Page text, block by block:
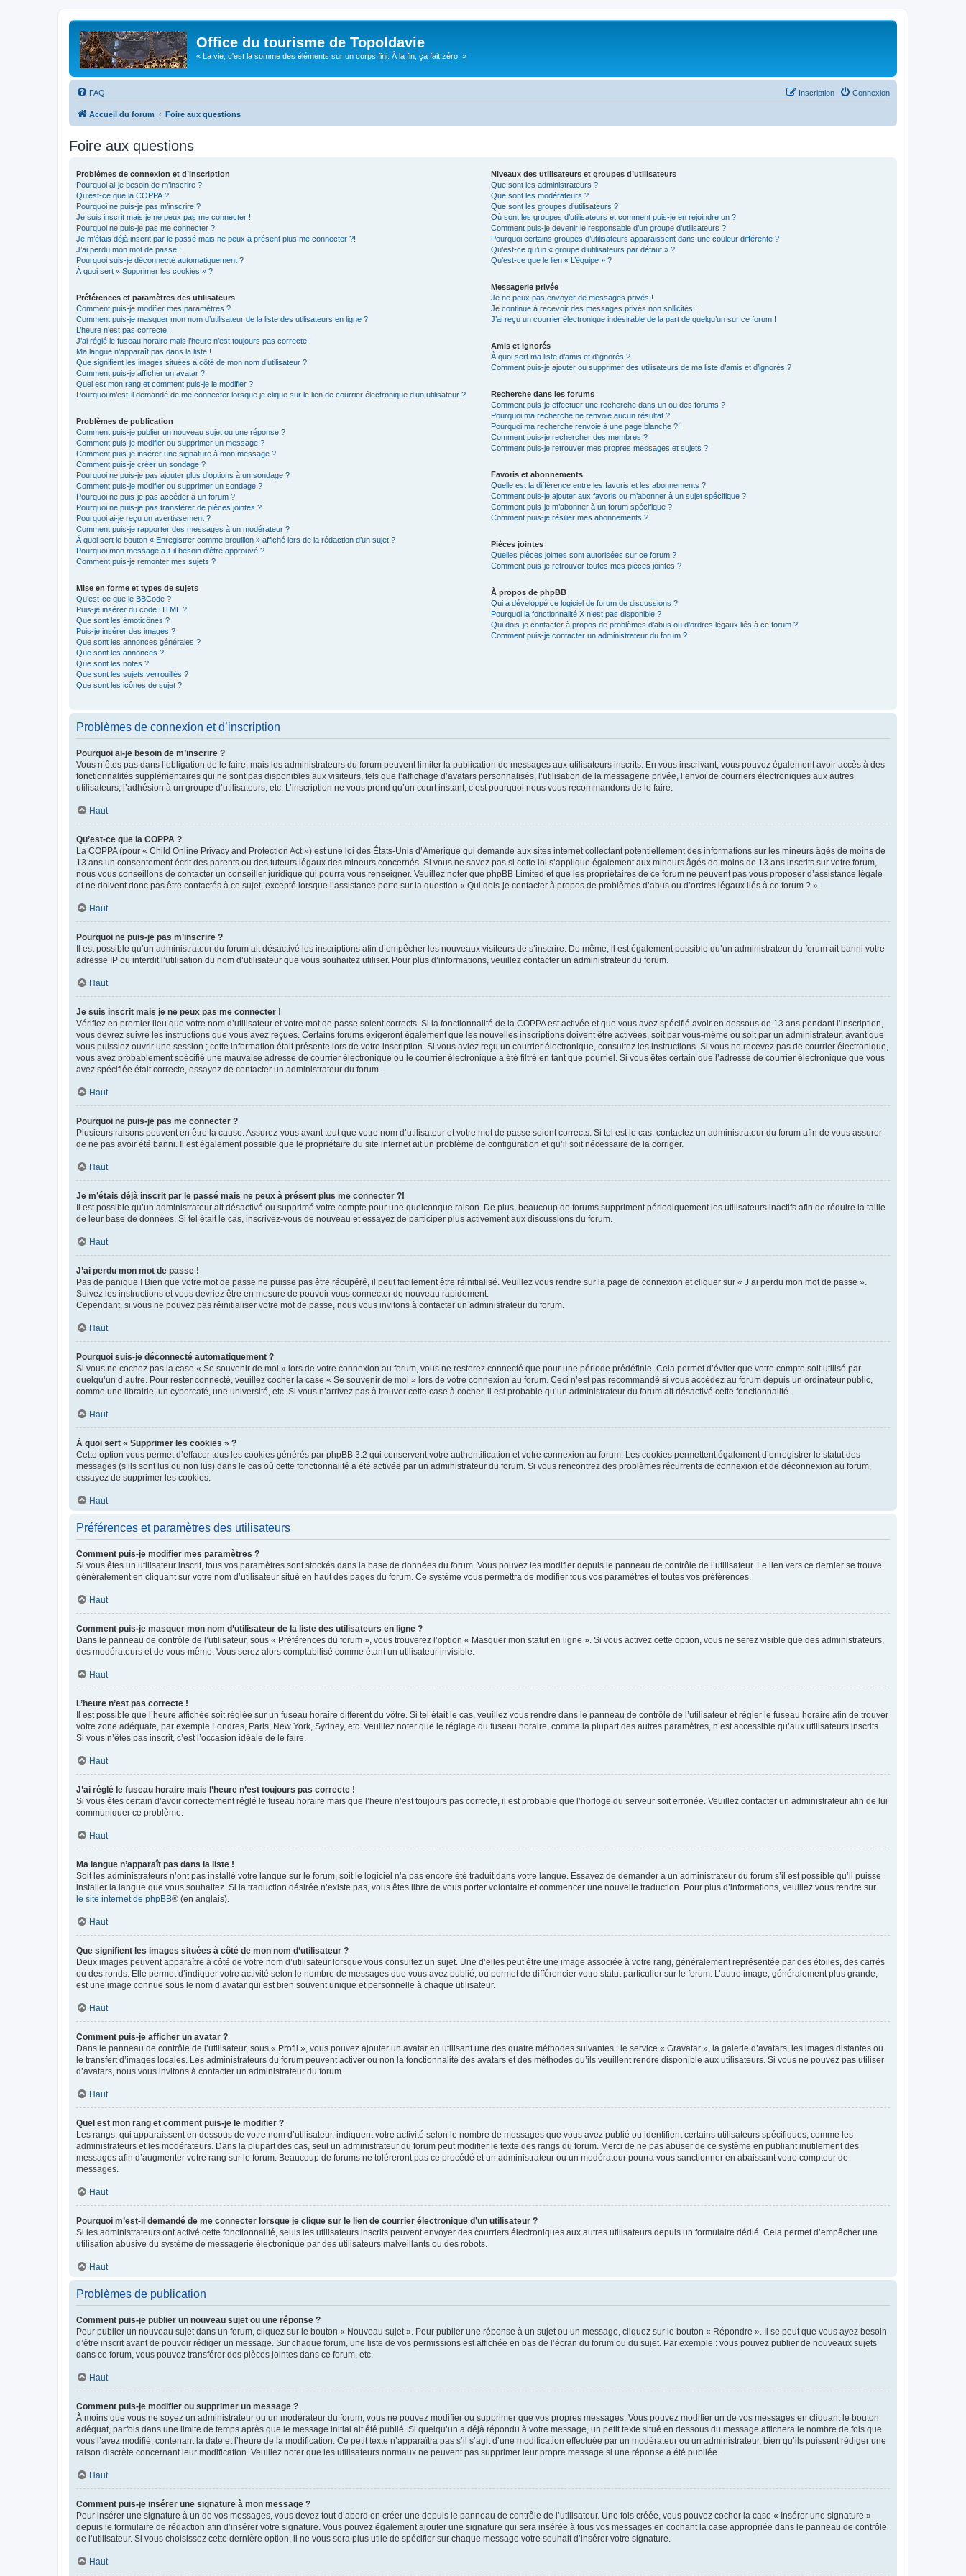
Office du tourisme de Topoldavie
« La vie, c'est la somme des éléments sur un corps fini. À la fin, ça fait zéro. »
FAQ Connexion
Inscription
Accueil du forum Foire aux questions
Foire aux questions
Problèmes de connexion et d’inscription
Pourquoi ai-je besoin de m’inscrire ?
Qu’est-ce que la COPPA ?
Pourquoi ne puis-je pas m’inscrire ?
Je suis inscrit mais je ne peux pas me connecter !
Pourquoi ne puis-je pas me connecter ?
Je m’étais déjà inscrit par le passé mais ne peux à présent plus me connecter ?!
J’ai perdu mon mot de passe !
Pourquoi suis-je déconnecté automatiquement ?
À quoi sert « Supprimer les cookies » ?
Préférences et paramètres des utilisateurs
Comment puis-je modifier mes paramètres ?
Comment puis-je masquer mon nom d’utilisateur de la liste des utilisateurs en ligne ?
L’heure n’est pas correcte !
J’ai réglé le fuseau horaire mais l’heure n’est toujours pas correcte !
Ma langue n’apparaît pas dans la liste !
Que signifient les images situées à côté de mon nom d’utilisateur ?
Comment puis-je afficher un avatar ?
Quel est mon rang et comment puis-je le modifier ?
Pourquoi m’est-il demandé de me connecter lorsque je clique sur le lien de courrier électronique d’un utilisateur ?
Problèmes de publication
Comment puis-je publier un nouveau sujet ou une réponse ?
Comment puis-je modifier ou supprimer un message ?
Comment puis-je insérer une signature à mon message ?
Comment puis-je créer un sondage ?
Pourquoi ne puis-je pas ajouter plus d’options à un sondage ?
Comment puis-je modifier ou supprimer un sondage ?
Pourquoi ne puis-je pas accéder à un forum ?
Pourquoi ne puis-je pas transférer de pièces jointes ?
Pourquoi ai-je reçu un avertissement ?
Comment puis-je rapporter des messages à un modérateur ?
À quoi sert le bouton « Enregistrer comme brouillon » affiché lors de la rédaction d’un sujet ?
Pourquoi mon message a-t-il besoin d’être approuvé ?
Comment puis-je remonter mes sujets ?
Mise en forme et types de sujets
Qu’est-ce que le BBCode ?
Puis-je insérer du code HTML ?
Que sont les émoticônes ?
Puis-je insérer des images ?
Que sont les annonces générales ?
Que sont les annonces ?
Que sont les notes ?
Que sont les sujets verrouillés ?
Que sont les icônes de sujet ?
Niveaux des utilisateurs et groupes d’utilisateurs
Que sont les administrateurs ?
Que sont les modérateurs ?
Que sont les groupes d’utilisateurs ?
Où sont les groupes d’utilisateurs et comment puis-je en rejoindre un ?
Comment puis-je devenir le responsable d’un groupe d’utilisateurs ?
Pourquoi certains groupes d’utilisateurs apparaissent dans une couleur différente ?
Qu’est-ce qu’un « groupe d’utilisateurs par défaut » ?
Qu’est-ce que le lien « L’équipe » ?
Messagerie privée
Je ne peux pas envoyer de messages privés !
Je continue à recevoir des messages privés non sollicités !
J’ai reçu un courrier électronique indésirable de la part de quelqu’un sur ce forum !
Amis et ignorés
À quoi sert ma liste d’amis et d’ignorés ?
Comment puis-je ajouter ou supprimer des utilisateurs de ma liste d’amis et d’ignorés ?
Recherche dans les forums
Comment puis-je effectuer une recherche dans un ou des forums ?
Pourquoi ma recherche ne renvoie aucun résultat ?
Pourquoi ma recherche renvoie à une page blanche ?!
Comment puis-je rechercher des membres ?
Comment puis-je retrouver mes propres messages et sujets ?
Favoris et abonnements
Quelle est la différence entre les favoris et les abonnements ?
Comment puis-je ajouter aux favoris ou m’abonner à un sujet spécifique ?
Comment puis-je m’abonner à un forum spécifique ?
Comment puis-je résilier mes abonnements ?
Pièces jointes
Quelles pièces jointes sont autorisées sur ce forum ?
Comment puis-je retrouver toutes mes pièces jointes ?
À propos de phpBB
Qui a développé ce logiciel de forum de discussions ?
Pourquoi la fonctionnalité X n’est pas disponible ?
Qui dois-je contacter à propos de problèmes d’abus ou d’ordres légaux liés à ce forum ?
Comment puis-je contacter un administrateur du forum ?
Problèmes de connexion et d’inscription
Pourquoi ai-je besoin de m’inscrire ?
Vous n’êtes pas dans l’obligation de le faire, mais les administrateurs du forum peuvent limiter la publication de messages aux utilisateurs inscrits. En vous inscrivant, vous pouvez également avoir accès à des
fonctionnalités supplémentaires qui ne sont pas disponibles aux visiteurs, tels que l’affichage d’avatars personnalisés, l’utilisation de la messagerie privée, l’envoi de courriers électroniques aux autres
utilisateurs, l’adhésion à un groupe d’utilisateurs, etc. L’inscription ne vous prend qu’un court instant, c’est pourquoi nous vous recommandons de le faire.
Haut
Qu’est-ce que la COPPA ?
La COPPA (pour « Child Online Privacy and Protection Act ») est une loi des États-Unis d’Amérique qui demande aux sites internet collectant potentiellement des informations sur les mineurs âgés de moins de
13 ans un consentement écrit des parents ou des tuteurs légaux des mineurs concernés. Si vous ne savez pas si cette loi s’applique également aux mineurs âgés de moins de 13 ans inscrits sur votre forum,
nous vous conseillons de contacter un conseiller juridique qui pourra vous renseigner. Veuillez noter que phpBB Limited et que les propriétaires de ce forum ne peuvent pas vous proposer d’assistance légale
et ne doivent donc pas être contactés à ce sujet, excepté lorsque l’assistance porte sur la question « Qui dois-je contacter à propos de problèmes d’abus ou d’ordres légaux liés à ce forum ? ».
Haut
Pourquoi ne puis-je pas m’inscrire ?
Il est possible qu’un administrateur du forum ait désactivé les inscriptions afin d’empêcher les nouveaux visiteurs de s’inscrire. De même, il est également possible qu’un administrateur du forum ait banni votre
adresse IP ou interdit l’utilisation du nom d’utilisateur que vous souhaitez utiliser. Pour plus d’informations, veuillez contacter un administrateur du forum.
Haut
Je suis inscrit mais je ne peux pas me connecter !
Vérifiez en premier lieu que votre nom d’utilisateur et votre mot de passe soient corrects. Si la fonctionnalité de la COPPA est activée et que vous avez spécifié avoir en dessous de 13 ans pendant l’inscription,
vous devrez suivre les instructions que vous avez reçues. Certains forums exigeront également que les nouvelles inscriptions doivent être activées, soit par vous-même ou soit par un administrateur, avant que
vous puissiez ouvrir une session ; cette information était présente lors de votre inscription. Si vous aviez reçu un courrier électronique, consultez les instructions. Si vous ne recevez pas de courrier électronique,
vous avez probablement spécifié une mauvaise adresse de courrier électronique ou le courrier électronique a été filtré en tant que pourriel. Si vous êtes certain que l’adresse de courrier électronique que vous
avez spécifiée était correcte, essayez de contacter un administrateur du forum.
Haut
Pourquoi ne puis-je pas me connecter ?
Plusieurs raisons peuvent en être la cause. Assurez-vous avant tout que votre nom d’utilisateur et votre mot de passe soient corrects. Si tel est le cas, contactez un administrateur du forum afin de vous assurer
de ne pas avoir été banni. Il est également possible que le propriétaire du site internet ait un problème de configuration et qu’il soit nécessaire de la corriger.
Haut
Je m’étais déjà inscrit par le passé mais ne peux à présent plus me connecter ?!
Il est possible qu’un administrateur ait désactivé ou supprimé votre compte pour une quelconque raison. De plus, beaucoup de forums suppriment périodiquement les utilisateurs inactifs afin de réduire la taille
de leur base de données. Si tel était le cas, inscrivez-vous de nouveau et essayez de participer plus activement aux discussions du forum.
Haut
J’ai perdu mon mot de passe !
Pas de panique ! Bien que votre mot de passe ne puisse pas être récupéré, il peut facilement être réinitialisé. Veuillez vous rendre sur la page de connexion et cliquer sur « J’ai perdu mon mot de passe ».
Suivez les instructions et vous devriez être en mesure de pouvoir vous connecter de nouveau rapidement.
Cependant, si vous ne pouvez pas réinitialiser votre mot de passe, nous vous invitons à contacter un administrateur du forum.
Haut
Pourquoi suis-je déconnecté automatiquement ?
Si vous ne cochez pas la case « Se souvenir de moi » lors de votre connexion au forum, vous ne resterez connecté que pour une période prédéfinie. Cela permet d’éviter que votre compte soit utilisé par
quelqu’un d’autre. Pour rester connecté, veuillez cocher la case « Se souvenir de moi » lors de votre connexion au forum. Ceci n’est pas recommandé si vous accédez au forum depuis un ordinateur public,
comme une librairie, un cybercafé, une université, etc. Si vous n’arrivez pas à trouver cette case à cocher, il est probable qu’un administrateur du forum ait désactivé cette fonctionnalité.
Haut
À quoi sert « Supprimer les cookies » ?
Cette option vous permet d’effacer tous les cookies générés par phpBB 3.2 qui conservent votre authentification et votre connexion au forum. Les cookies permettent également d’enregistrer le statut des
messages (s’ils sont lus ou non lus) dans le cas où cette fonctionnalité a été activée par un administrateur du forum. Si vous rencontrez des problèmes récurrents de connexion et de déconnexion au forum,
essayez de supprimer les cookies.
Haut
Préférences et paramètres des utilisateurs
Comment puis-je modifier mes paramètres ?
Si vous êtes un utilisateur inscrit, tous vos paramètres sont stockés dans la base de données du forum. Vous pouvez les modifier depuis le panneau de contrôle de l’utilisateur. Le lien vers ce dernier se trouve
généralement en cliquant sur votre nom d’utilisateur situé en haut des pages du forum. Ce système vous permettra de modifier tous vos paramètres et toutes vos préférences.
Haut
Comment puis-je masquer mon nom d’utilisateur de la liste des utilisateurs en ligne ?
Dans le panneau de contrôle de l’utilisateur, sous « Préférences du forum », vous trouverez l’option « Masquer mon statut en ligne ». Si vous activez cette option, vous ne serez visible que des administrateurs,
des modérateurs et de vous-même. Vous serez alors comptabilisé comme étant un utilisateur invisible.
Haut
L’heure n’est pas correcte !
Il est possible que l’heure affichée soit réglée sur un fuseau horaire différent du vôtre. Si tel était le cas, veuillez vous rendre dans le panneau de contrôle de l’utilisateur et régler le fuseau horaire afin de trouver
votre zone adéquate, par exemple Londres, Paris, New York, Sydney, etc. Veuillez noter que le réglage du fuseau horaire, comme la plupart des autres paramètres, n’est accessible qu’aux utilisateurs inscrits.
Si vous n’êtes pas inscrit, c’est l’occasion idéale de le faire.
Haut
J’ai réglé le fuseau horaire mais l’heure n’est toujours pas correcte !
Si vous êtes certain d’avoir correctement réglé le fuseau horaire mais que l’heure n’est toujours pas correcte, il est probable que l’horloge du serveur soit erronée. Veuillez contacter un administrateur afin de lui
communiquer ce problème.
Haut
Ma langue n’apparaît pas dans la liste !
Soit les administrateurs n’ont pas installé votre langue sur le forum, soit le logiciel n’a pas encore été traduit dans votre langue. Essayez de demander à un administrateur du forum s’il est possible qu’il puisse
installer la langue que vous souhaitez. Si la traduction désirée n’existe pas, vous êtes libre de vous porter volontaire et commencer une nouvelle traduction. Pour plus d’informations, veuillez vous rendre sur
le site internet de phpBB® (en anglais).
Haut
Que signifient les images situées à côté de mon nom d’utilisateur ?
Deux images peuvent apparaître à côté de votre nom d’utilisateur lorsque vous consultez un sujet. Une d’elles peut être une image associée à votre rang, généralement représentée par des étoiles, des carrés
ou des ronds. Elle permet d’indiquer votre activité selon le nombre de messages que vous avez publié, ou permet de différencier votre statut particulier sur le forum. L’autre image, généralement plus grande,
est une image connue sous le nom d’avatar qui est bien souvent unique et personnelle à chaque utilisateur.
Haut
Comment puis-je afficher un avatar ?
Dans le panneau de contrôle de l’utilisateur, sous « Profil », vous pouvez ajouter un avatar en utilisant une des quatre méthodes suivantes : le service « Gravatar », la galerie d’avatars, les images distantes ou
le transfert d’images locales. Les administrateurs du forum peuvent activer ou non la fonctionnalité des avatars et des méthodes qu’ils veuillent rendre disponible aux utilisateurs. Si vous ne pouvez pas utiliser
d’avatars, nous vous invitons à contacter un administrateur du forum.
Haut
Quel est mon rang et comment puis-je le modifier ?
Les rangs, qui apparaissent en dessous de votre nom d’utilisateur, indiquent votre activité selon le nombre de messages que vous avez publié ou identifient certains utilisateurs spécifiques, comme les
administrateurs et les modérateurs. Dans la plupart des cas, seul un administrateur du forum peut modifier le texte des rangs du forum. Merci de ne pas abuser de ce système en publiant inutilement des
messages afin d’augmenter votre rang sur le forum. Beaucoup de forums ne toléreront pas ce procédé et un administrateur ou un modérateur pourra vous sanctionner en abaissant votre compteur de
messages.
Haut
Pourquoi m’est-il demandé de me connecter lorsque je clique sur le lien de courrier électronique d’un utilisateur ?
Si les administrateurs ont activé cette fonctionnalité, seuls les utilisateurs inscrits peuvent envoyer des courriers électroniques aux autres utilisateurs depuis un formulaire dédié. Cela permet d’empêcher une
utilisation abusive du système de messagerie électronique par des utilisateurs malveillants ou des robots.
Haut
Problèmes de publication
Comment puis-je publier un nouveau sujet ou une réponse ?
Pour publier un nouveau sujet dans un forum, cliquez sur le bouton « Nouveau sujet ». Pour publier une réponse à un sujet ou un message, cliquez sur le bouton « Répondre ». Il se peut que vous ayez besoin
d’être inscrit avant de pouvoir rédiger un message. Sur chaque forum, une liste de vos permissions est affichée en bas de l’écran du forum ou du sujet. Par exemple : vous pouvez publier de nouveaux sujets
dans ce forum, vous pouvez transférer des pièces jointes dans ce forum, etc.
Haut
Comment puis-je modifier ou supprimer un message ?
À moins que vous ne soyez un administrateur ou un modérateur du forum, vous ne pouvez modifier ou supprimer que vos propres messages. Vous pouvez modifier un de vos messages en cliquant le bouton
adéquat, parfois dans une limite de temps après que le message initial ait été publié. Si quelqu’un a déjà répondu à votre message, un petit texte situé en dessous du message affichera le nombre de fois que
vous l’avez modifié, contenant la date et l’heure de la modification. Ce petit texte n’apparaîtra pas s’il s’agit d’une modification effectuée par un modérateur ou un administrateur, bien qu’ils puissent rédiger une
raison discrète concernant leur modification. Veuillez noter que les utilisateurs normaux ne peuvent pas supprimer leur propre message si une réponse a été publiée.
Haut
Comment puis-je insérer une signature à mon message ?
Pour insérer une signature à un de vos messages, vous devez tout d’abord en créer une depuis le panneau de contrôle de l’utilisateur. Une fois créée, vous pouvez cocher la case « Insérer une signature »
depuis le formulaire de rédaction afin d’insérer votre signature. Vous pouvez également ajouter une signature qui sera insérée à tous vos messages en cochant la case appropriée dans le panneau de contrôle
de l’utilisateur. Si vous choisissez cette dernière option, il ne vous sera plus utile de spécifier sur chaque message votre souhait d’insérer votre signature.
Haut